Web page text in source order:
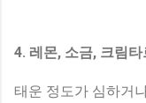
4. 레몬, 소금, 크림
태운 정도가 심하거